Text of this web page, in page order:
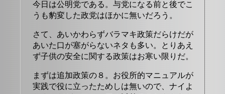
今日は公明党である。与党になる前と後でこ
うも豹変した政党はほかに無いだろう。
さて、あいかわらずバラマキ政策だらけだが
あいた口が塞がらないネタも多い。とりあえ
ず子供の安全に関する政策はお寒い限りだ。
まずは追加政策の８。お役所的マニュアルが
実践で役に立ったためしは無いので、ナイよ